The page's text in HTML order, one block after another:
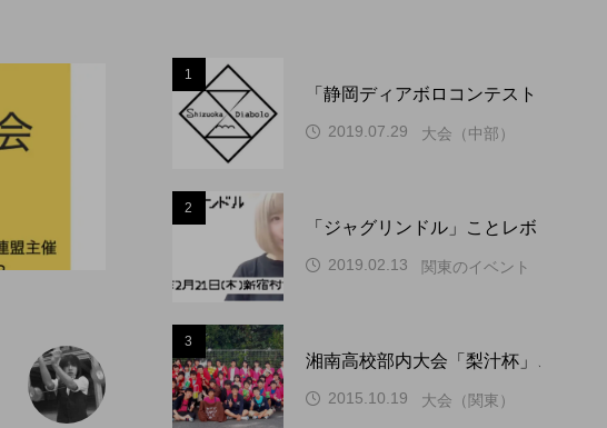
1
「静岡ディアボロコンテスト ２０
2019.07.29 大会（中部）
2
「ジャグリンドル」ことレボリュー
2019.02.13 関東のイベント
3
湘南高校部内大会「梨汁杯」、１０
2015.10.19 大会（関東）